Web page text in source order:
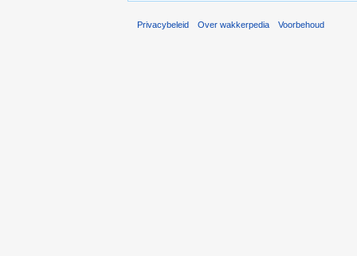
Privacybeleid Over wakkerpedia Voorbehoud